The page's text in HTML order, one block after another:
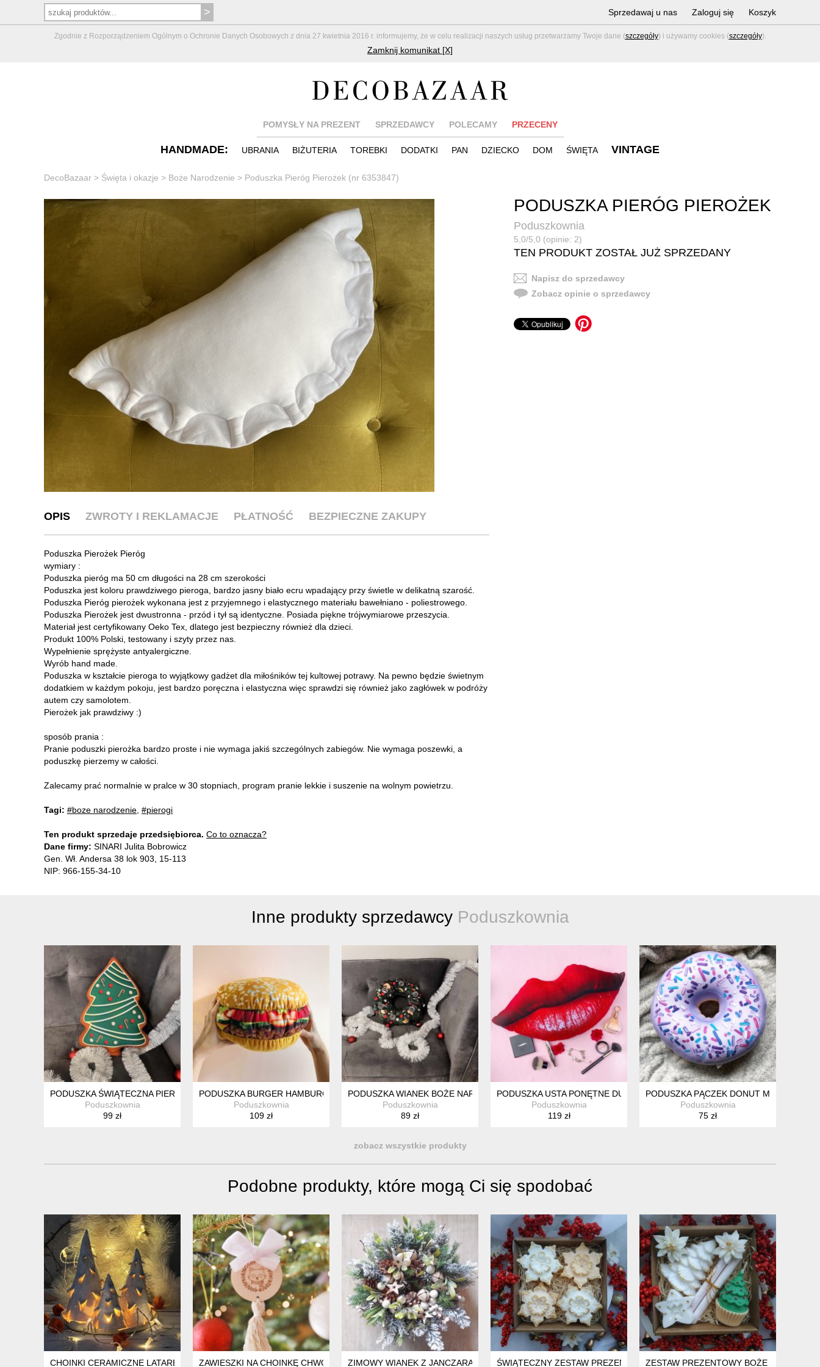
Zgodnie z Rozporządzeniem Ogólnym o Ochronie Danych Osobowych z dnia 27 kwietnia 2016 r. informujemy, że w celu realizacji naszych usług przetwarzamy Twoje dane (szczegóły) i używamy cookies (szczegóły).
Zamknij komunikat [X]
Sprzedawaj u nas Zaloguj się Koszyk
POMYSŁY NA PREZENT SPRZEDAWCY POLECAMY PRZECENY
HANDMADE: UBRANIA BIŻUTERIA TOREBKI DODATKI PAN DZIECKO DOM ŚWIĘTA VINTAGE
DecoBazaar > Święta i okazje > Boże Narodzenie > Poduszka Pieróg Pierożek (nr 6353847)
PODUSZKA PIERÓG PIEROŻEK
Poduszkownia
5,0/5,0 (opinie: 2)
TEN PRODUKT ZOSTAŁ JUŻ SPRZEDANY
Napisz do sprzedawcy
Zobacz opinie o sprzedawcy
OPIS ZWROTY I REKLAMACJE PŁATNOŚĆ BEZPIECZNE ZAKUPY
Poduszka Pierożek Pieróg
wymiary :
Poduszka pieróg ma 50 cm długości na 28 cm szerokości
Poduszka jest koloru prawdziwego pieroga, bardzo jasny biało ecru wpadający przy świetle w delikatną szarość.
Poduszka Pieróg pierożek wykonana jest z przyjemnego i elastycznego materiału bawełniano - poliestrowego.
Poduszka Pierożek jest dwustronna - przód i tył są identyczne. Posiada piękne trójwymiarowe przeszycia.
Materiał jest certyfikowany Oeko Tex, dlatego jest bezpieczny również dla dzieci.
Produkt 100% Polski, testowany i szyty przez nas.
Wypełnienie sprężyste antyalergiczne.
Wyrób hand made.
Poduszka w kształcie pieroga to wyjątkowy gadżet dla miłośników tej kultowej potrawy. Na pewno będzie świetnym
dodatkiem w każdym pokoju, jest bardzo poręczna i elastyczna więc sprawdzi się również jako zagłówek w podróży
autem czy samolotem.
Pierożek jak prawdziwy :)
sposób prania :
Pranie poduszki pierożka bardzo proste i nie wymaga jakiś szczególnych zabiegów. Nie wymaga poszewki, a
poduszkę pierzemy w całości.
Zalecamy prać normalnie w pralce w 30 stopniach, program pranie lekkie i suszenie na wolnym powietrzu.
Tagi: #boze narodzenie #pierogi
Ten produkt sprzedaje przedsiębiorca. Co to oznacza?
Dane firmy: SINARI Julita Bobrowicz
Gen. Wł. Andersa 38 lok 903, 15-113
NIP: 966-155-34-10
Inne produkty sprzedawcy Poduszkownia
PODUSZKA ŚWIĄTECZNA PIERNIK CHOINKA BOŻE NARODZENIE
Poduszkownia
99 zł
PODUSZKA BURGER HAMBURGER MNIEJSZY
Poduszkownia
109 zł
PODUSZKA WIANEK BOŻE NARODZENIE WERSJA MNIEJSZA
Poduszkownia
89 zł
PODUSZKA USTA PONĘTNE DUŻE
Poduszkownia
119 zł
PODUSZKA PĄCZEK DONUT MNIEJSZY
Poduszkownia
75 zł
zobacz wszystkie produkty
Podobne produkty, które mogą Ci się spodobać
CHOINKI CERAMICZNE LATARENKI ZAWIESZKI NA CHOINKĘ CHWOSTY - 4 SZT. LISKI | ZESTAW OZDÓB CHOINKOWYCH
ZIMOWY WIANEK Z JANCZARAMI ŚWIĄTECZNY ZESTAW PREZENTOWYZESTAW PREZENTOWY BOŻE